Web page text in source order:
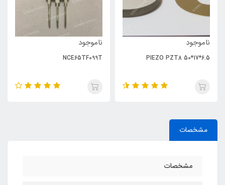
ناموجود
PIEZO PZT8 50*17*6.5
ناموجود
NCE65TF099T
مشخصات
مشخصات